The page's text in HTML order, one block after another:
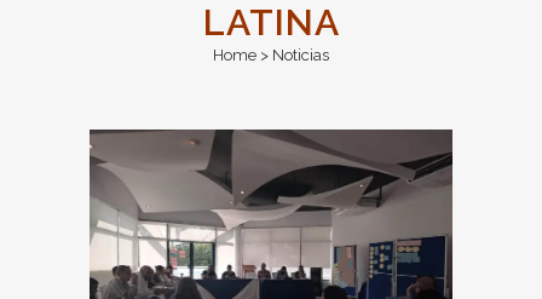
LATINA
Home > Noticias